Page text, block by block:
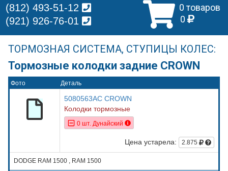
0 товаров
0
(812) 493-51-12
(921) 926-76-01
ТОРМОЗНАЯ СИСТЕМА, СТУПИЦЫ КОЛЕС:
Тормозные колодки задние CROWN
Фото Деталь
5080563AC CROWN
Колодки тормозные
0 шт. Дунайский
Цена устарела: 2.875
DODGE RAM 1500 , RAM 1500